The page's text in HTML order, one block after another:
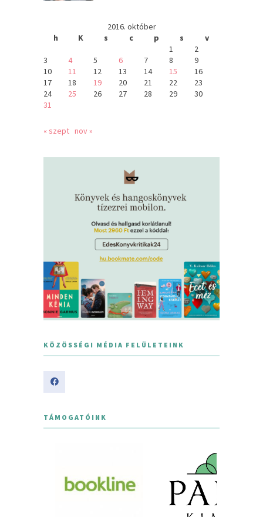
2016. október
h
K s c p s
v
1
2
3
4 5 6 7 8
9
10
11 12 13 14 15
16
17
18 19 20 21 22
23
24
25 26 27 28 29
30
31
« szept nov »
KÖZÖSSÉGI MÉDIA FELÜLETEINK
TÁMOGATÓINK